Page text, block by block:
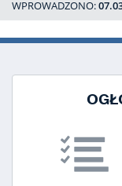
WPROWADZONO: